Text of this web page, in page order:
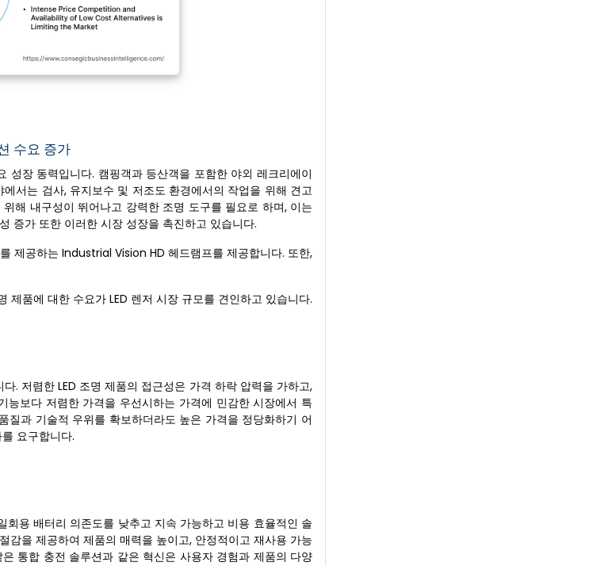
수요 증가
장 동력입니다. 캠핑객과 등산객을 포함한 야외 레크리에이
서는 검사, 유지보수 및 저조도 환경에서의 작업을 위해 견고
해 내구성이 뛰어나고 강력한 조명 도구를 필요로 하며, 이는
증가 또한 이러한 시장 성장을 촉진하고 있습니다.
제공하는 Industrial Vision HD 헤드램프를 제공합니다. 또한,
품에 대한 수요가 LED 렌저 시장 규모를 견인하고 있습니다.
. 저렴한 LED 조명 제품의 접근성은 가격 하락 압력을 가하고,
보다 저렴한 가격을 우선시하는 가격에 민감한 시장에서 특
과 기술적 우위를 확보하더라도 높은 가격을 정당화하기 어
요구합니다.
용 배터리 의존도를 낮추고 지속 가능하고 비용 효율적인 솔
감을 제공하여 제품의 매력을 높이고, 안정적이고 재사용 가능
통합 충전 솔루션과 같은 혁신은 사용자 경험과 제품의 다양